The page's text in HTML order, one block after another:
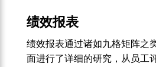
绩效报表
绩效报表通过诸如九格矩阵之
面进行了详细的研究，从员工